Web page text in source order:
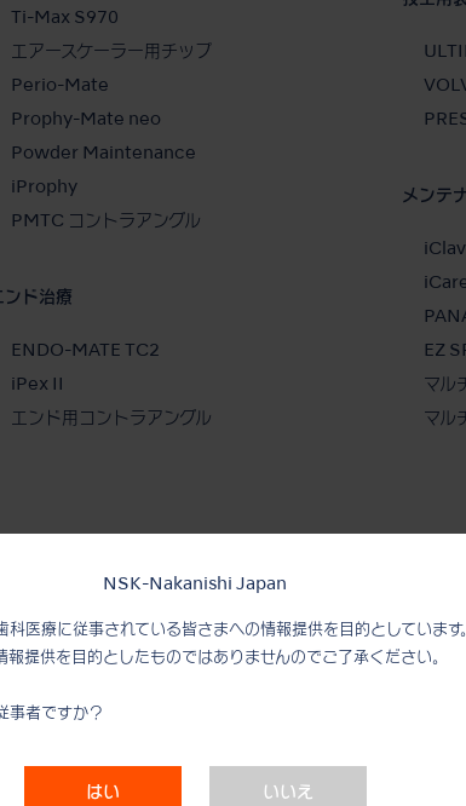
NSK-Nakanishi Japan
科医療に従事されている皆さまへの情報提供を目的としています
報提供を目的としたものではありませんのでご了承ください。
事者ですか？
はい いいえ
Ti-Max S970
エアースケーラー用チップ
Perio-Mate
Prophy-Mate neo
Powder Maintenance
iProphy
PMTC コントラアングル
ンド治療
ENDO-MATE TC2
iPex II
エンド用コントラアングル
メンテ
EZ
マル
マル
メンテナンスガイド
製品カタログ
クリニカルレポート
ナカ
ナカ
サス
ナ